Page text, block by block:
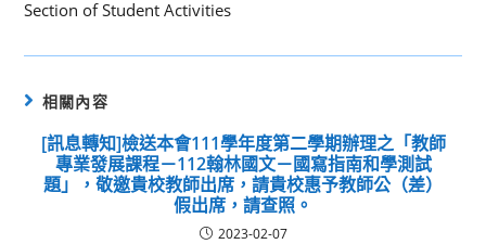
Section of Student Activities
相關內容
[訊息轉知]檢送本會111學年度第二學期辦理之「教師
專業發展課程－112翰林國文－國寫指南和學測試
題」，敬邀貴校教師出席，請貴校惠予教師公（差）
假出席，請查照。
2023-02-07